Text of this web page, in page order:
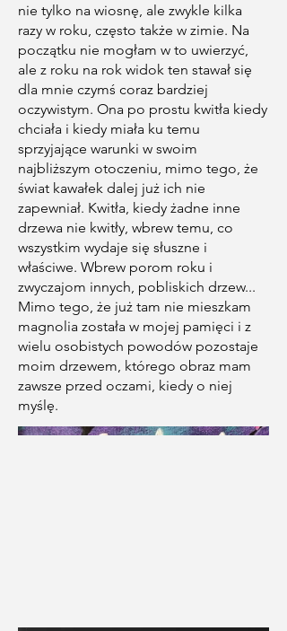
nie tylko na wiosnę, ale zwykle kilka
razy w roku, często także w zimie. Na
początku nie mogłam w to uwierzyć,
ale z roku na rok widok ten stawał się
dla mnie czymś coraz bardziej
oczywistym. Ona po prostu kwitła kiedy
chciała i kiedy miała ku temu
sprzyjające warunki w swoim
najbliższym otoczeniu, mimo tego, że
świat kawałek dalej już ich nie
zapewniał. Kwitła, kiedy żadne inne
drzewa nie kwitły, wbrew temu, co
wszystkim wydaje się słuszne i
właściwe. Wbrew porom roku i
zwyczajom innych, pobliskich drzew...
Mimo tego, że już tam nie mieszkam
magnolia została w mojej pamięci i z
wielu osobistych powodów pozostaje
moim drzewem, którego obraz mam
zawsze przed oczami, kiedy o niej
myślę.